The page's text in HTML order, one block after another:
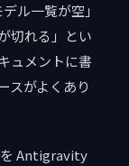
ル一覧が空」
切れる」とい
ュメントに書
スがよくあり
Antigravity